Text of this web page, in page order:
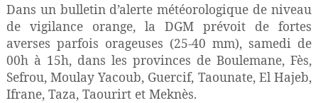
Dans un bulletin d’alerte météorologique de niveau
de vigilance orange, la DGM prévoit de fortes
averses parfois orageuses (25-40 mm), samedi de
00h à 15h, dans les provinces de Boulemane, Fès,
Sefrou, Moulay Yacoub, Guercif, Taounate, El Hajeb,
Ifrane, Taza, Taourirt et Meknès.